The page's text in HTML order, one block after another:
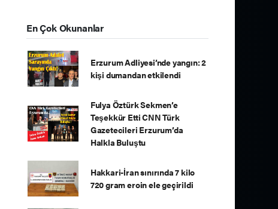
En Çok Okunanlar
Erzurum Adliyesi’nde yangın: 2
kişi dumandan etkilendi
Fulya Öztürk Sekmen’e
Teşekkür Etti CNN Türk
Gazetecileri Erzurum’da
Halkla Buluştu
Hakkari-İran sınırında 7 kilo
720 gram eroin ele geçirildi